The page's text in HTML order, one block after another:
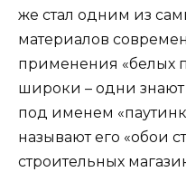
же стал одним из
материалов
применения «белых
широки – одни знают
под именем
называют его «обои
строительных